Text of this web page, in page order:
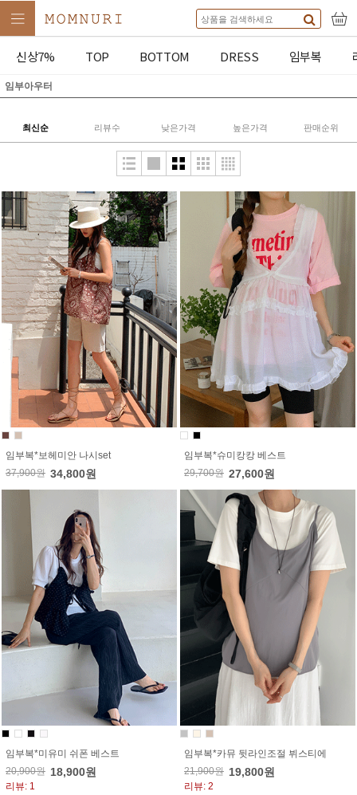
신상7% TOP BOTTOM DRESS 임부복
임부아우터
최신순 리뷰수 낮은가격 높은가격 판매순위
임부복*보헤미안 나시set
37,900원 34,800원
임부복*슈미캉캉 베스트
29,700원 27,600원
임부복*미유미 쉬폰 베스트
20,900원 18,900원
리뷰: 1
임부복*카뮤 뒷라인조절 뷔스티에
21,900원 19,800원
리뷰: 2